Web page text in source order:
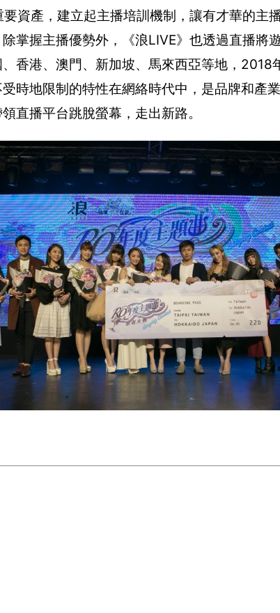
資產，建立起主播培訓機制，讓有才華的主
掌握主播優勢外，《浪LIVE》也透過直播將
香港、澳門、新加坡、馬來西亞等地，2018
時地限制的特性在網絡時代中，是品牌和產
直播平台跳脫螢幕，走出新路。